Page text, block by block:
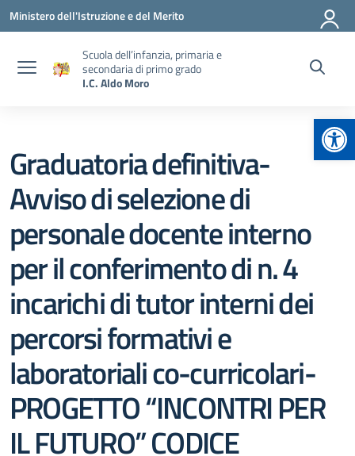
Vai ai contenuti
Vai al menu di navigazione
Vai al footer
Ministero dell'Istruzione e del Merito
Scuola dell’infanzia, primaria e
secondaria di primo grado
I.C. Aldo Moro
Graduatoria definitiva-
Avviso di selezione di
personale docente interno
per il conferimento di n. 4
incarichi di tutor interni dei
percorsi formativi e
laboratoriali co-curricolari-
PROGETTO “INCONTRI PER
IL FUTURO” CODICE